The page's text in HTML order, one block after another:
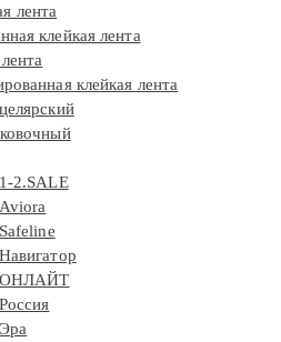
лента
клейкая лента
клейкая лента
2.SALE
ОНЛАЙТ